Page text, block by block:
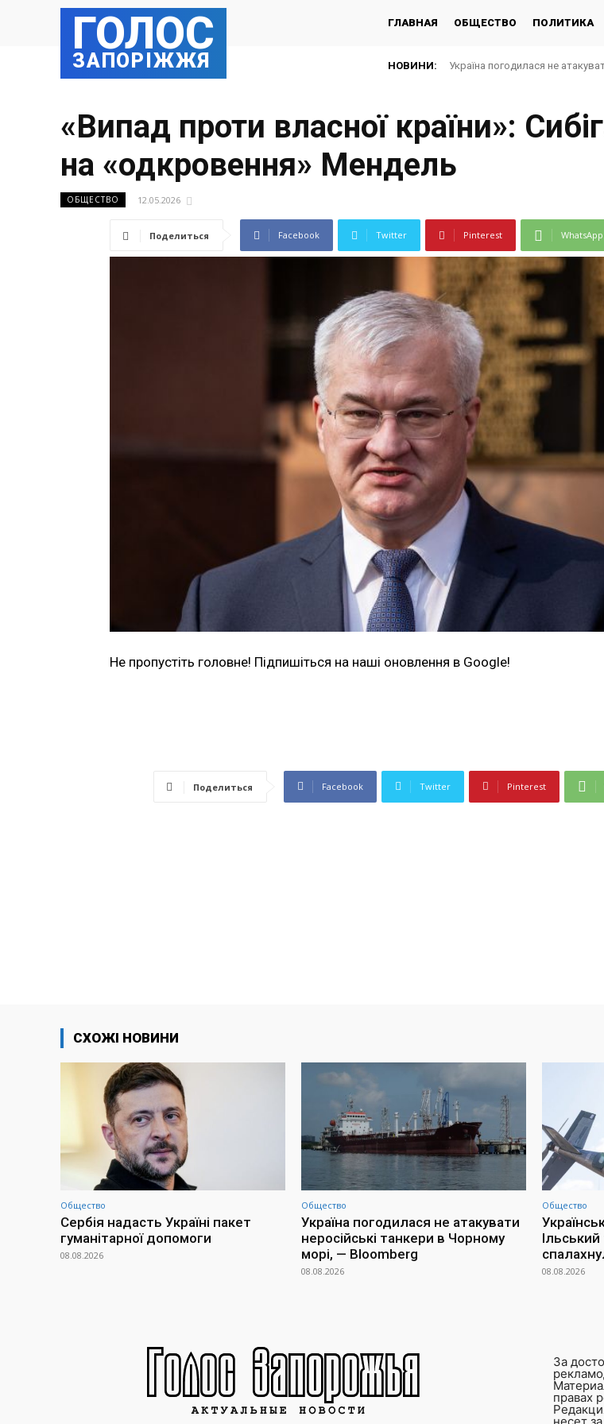
ГОЛОС
ЗАПОРІЖЖЯ
ГЛАВНАЯ ОБЩЕСТВО ПОЛИТИКА
НОВИНИ: Україна погодилася не
«Випад проти власної країни»:
на «одкровення» Мендель
ОБЩЕСТВО 12.05.2026
Поделиться Facebook Twitter Pinterest WhatsApp
Не пропустіть головне! Підпишіться на наші оновлення в Google!
Поделиться Facebook Twitter Pinterest
СХОЖІ НОВИНИ
Общество
Сербія надасть Україні пакет
гуманітарної допомоги
08.08.2026
Общество
Україна погодилася не атакувати
неросійські танкери в Чорному
морі, — Bloomberg
08.08.2026
Общество
08.08.2026
За
правах